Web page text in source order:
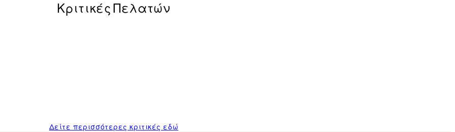
Κριτικές Πελατών
Δείτε περισσότερες κριτικές εδώ